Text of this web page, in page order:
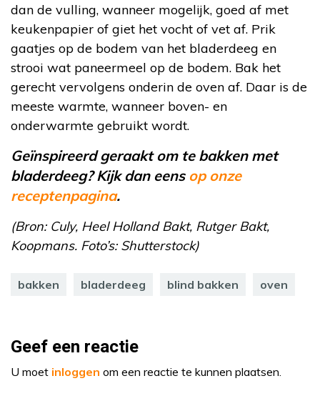
dan de vulling, wanneer mogelijk, goed af met
keukenpapier of giet het vocht of vet af. Prik
gaatjes op de bodem van het bladerdeeg en
strooi wat paneermeel op de bodem. Bak het
gerecht vervolgens onderin de oven af. Daar is de
meeste warmte, wanneer boven- en
onderwarmte gebruikt wordt.
Geïnspireerd geraakt om te bakken met
bladerdeeg? Kijk dan eens op onze
receptenpagina.
(Bron: Culy, Heel Holland Bakt, Rutger Bakt,
Koopmans. Foto’s: Shutterstock)
bakken bladerdeeg blind bakken oven
Geef een reactie
U moet inloggen om een reactie te kunnen plaatsen.